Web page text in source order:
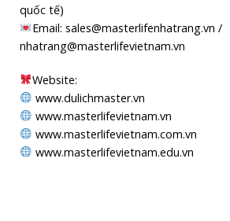
quốc tế)
Email: sales@masterlifenhatrang.vn /
nhatrang@masterlifevietnam.vn
Website:
www.dulichmaster.vn
www.masterlifevietnam.vn
www.masterlifevietnam.com.vn
www.masterlifevietnam.edu.vn